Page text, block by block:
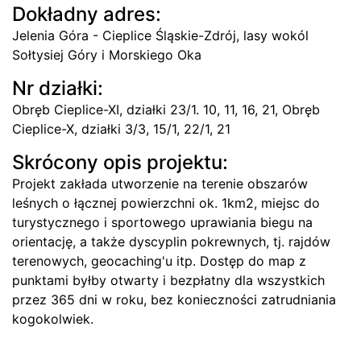
Dokładny adres:
Jelenia Góra - Cieplice Śląskie-Zdrój, lasy wokól
Sołtysiej Góry i Morskiego Oka
Nr działki:
Obręb Cieplice-XI, działki 23/1. 10, 11, 16, 21, Obręb
Cieplice-X, działki 3/3, 15/1, 22/1, 21
Skrócony opis projektu:
Projekt zakłada utworzenie na terenie obszarów
leśnych o łącznej powierzchni ok. 1km2, miejsc do
turystycznego i sportowego uprawiania biegu na
orientację, a także dyscyplin pokrewnych, tj. rajdów
terenowych, geocaching'u itp. Dostęp do map z
punktami byłby otwarty i bezpłatny dla wszystkich
przez 365 dni w roku, bez konieczności zatrudniania
kogokolwiek.